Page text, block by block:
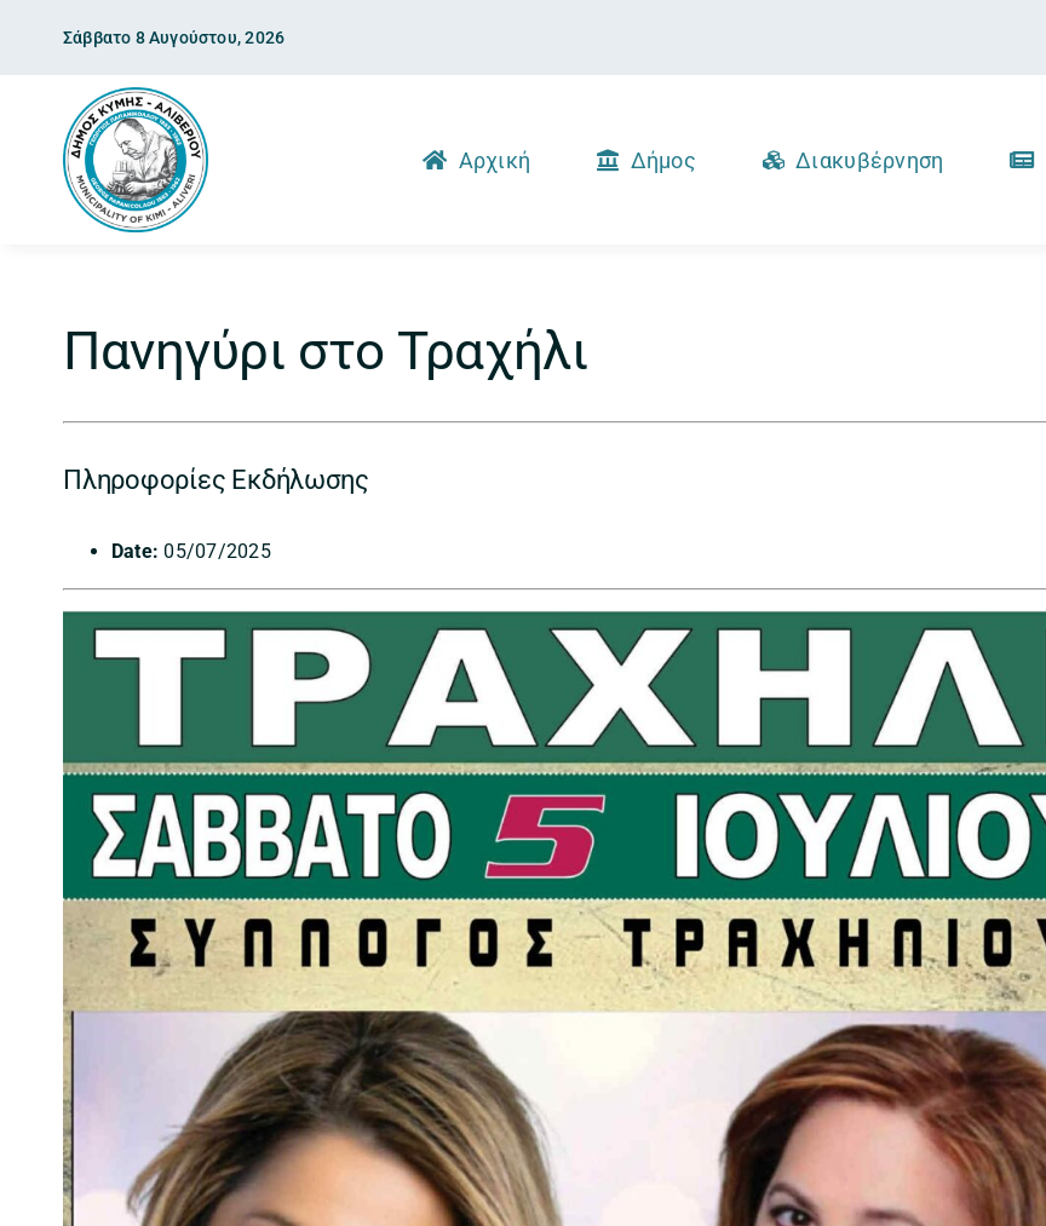
content
Σάββατο 8 Αυγούστου, 2026
Αρχική Δήμος Διακυβέρνηση
Πανηγύρι στο Τραχήλι
Πληροφορίες Εκδήλωσης
Date: 05/07/2025